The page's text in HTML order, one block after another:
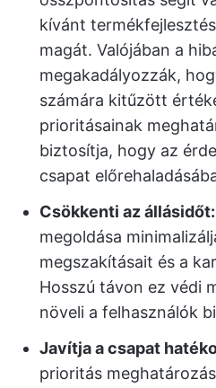
kívánt
magát. Valójában a
megakadályozzák,
számára kitűzött
prioritásainak
biztosítja, hogy az
csapat
Csökkenti az állásidőt:
megoldása
megszakításait és a
Hosszú távon ez védi
növeli a felhasználók
Javítja a csapat
prioritás